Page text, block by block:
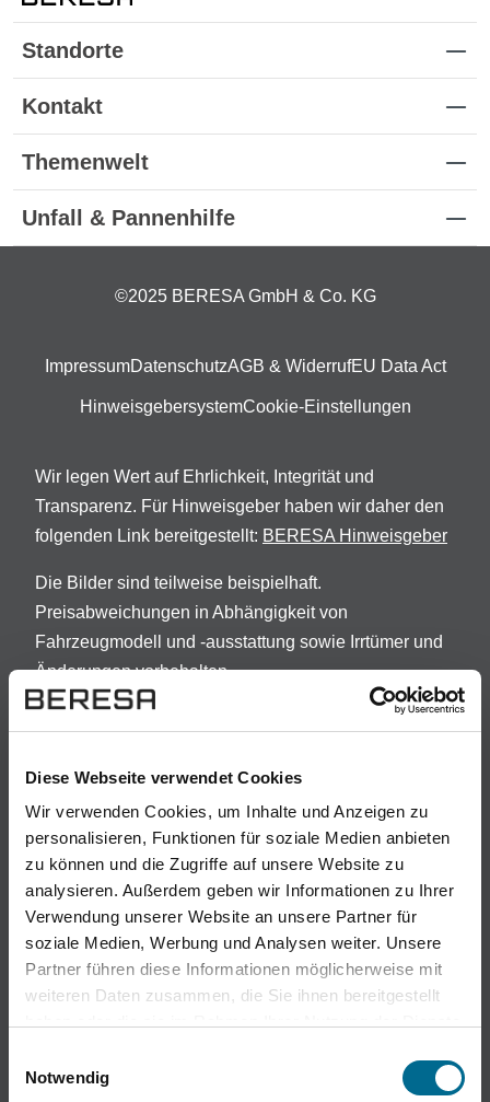
Diese Webseite verwendet Cookies
Wir verwenden Cookies, um Inhalte und Anzeigen zu
personalisieren, Funktionen für soziale Medien anbieten
zu können und die Zugriffe auf unsere Website zu
analysieren. Außerdem geben wir Informationen zu Ihrer
Verwendung unserer Website an unsere Partner für
soziale Medien, Werbung und Analysen weiter. Unsere
Partner führen diese Informationen möglicherweise mit
weiteren Daten zusammen, die Sie ihnen bereitgestellt
Cookies, wenn Sie unsere Webseite weiterhin nutzen.
Notwendig
Standorte
Kontakt
Themenwelt
Unfall & Pannenhilfe
©2025 BERESA GmbH & Co. KG
ImpressumDatenschutzAGB & WiderrufEU Data Act
HinweisgebersystemCookie-Einstellungen
Wir legen Wert auf Ehrlichkeit, Integrität und
Transparenz. Für Hinweisgeber haben wir daher den
folgenden Link bereitgestellt: BERESA Hinweisgeber
Die Bilder sind teilweise beispielhaft.
Preisabweichungen in Abhängigkeit von
Fahrzeugmodell und -ausstattung sowie Irrtümer und
Änderungen vorbehalten.
Darlehensgeber: Openbank Deutschland AG ,
Vorstehende Angaben stellen zugleich das 2/3-
Beispiel nach § 17 Abs. 4 PAngV dar. Bonität
vorausgesetzt. Die Vorab-Kreditwürdigkeitsprüfung ist
ein kostenloser Service der Santander Consumer
Bank AG. Die Finanzierungsrate berücksichtigt eine
Laufzeit von min. 60 Monaten, eine Laufleistung von
10.000 km/Jahr und eine Schlussrate die mit
individuellen Optionen verändert werden kann.
(E)Die Höhe des gewährten Preisvorteils ist
enthalten.